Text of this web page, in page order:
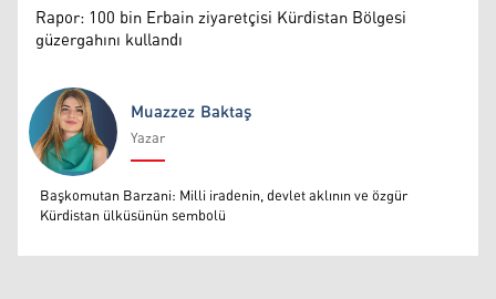
Rapor: 100 bin Erbain ziyaretçisi Kürdistan Bölgesi
güzergahını kullandı
Muazzez Baktaş
Muazzez Baktaş
Yazar
Başkomutan Barzani: Milli iradenin, devlet aklının ve özgür
Kürdistan ülküsünün sembolü